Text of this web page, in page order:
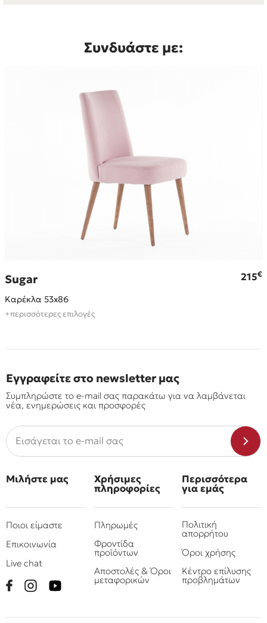
Συνδυάστε με:
Sugar 215€
Καρέκλα 53x86
+περισσότερες επιλογές
Εγγραφείτε στο newsletter μας
Συμπληρώστε το e-mail σας παρακάτω για να λαμβάνεται
νέα, ενημερώσεις και προσφορές
Μιλήστε μας
Ποιοι είμαστε
Επικοινωνία
Live chat
Χρήσιμες
πληροφορίες
Πληρωμές
Φροντίδα
προϊόντων
Αποστολές & Όροι
μεταφορικών
Περισσότερα
για εμάς
Πολιτική
απορρήτου
Όροι χρήσης
Κέντρο επίλυσης
προβλημάτων